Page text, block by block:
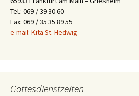
Tel.: 069 / 39 30 60
Fax: 069 / 35 35 89 55
e-mail: Kita St. Hedwig
Gottesdienstzeiten